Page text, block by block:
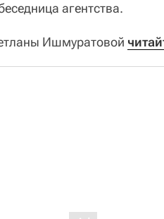
агентства.
Ишмуратовой